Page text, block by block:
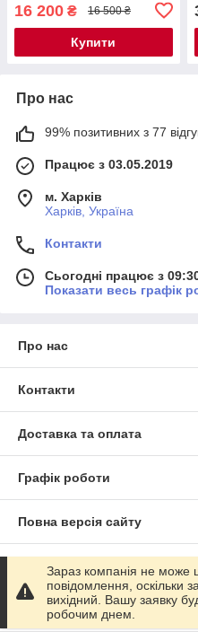
16 200 ₴ 16 500 ₴
Купити
Про нас
99% позитивних з 77
Працює з 03.05.2019
м. Харків
Харків, Україна
Контакти
Сьогодні працює з
Показати весь графік
Про нас
Контакти
Доставка та оплата
Графік роботи
Повна версія сайту
Сайт створено на
Політика конфіденційності
Зараз компанія не може
повідомлення, оскільки
вихідний. Вашу заявку
робочим днем.